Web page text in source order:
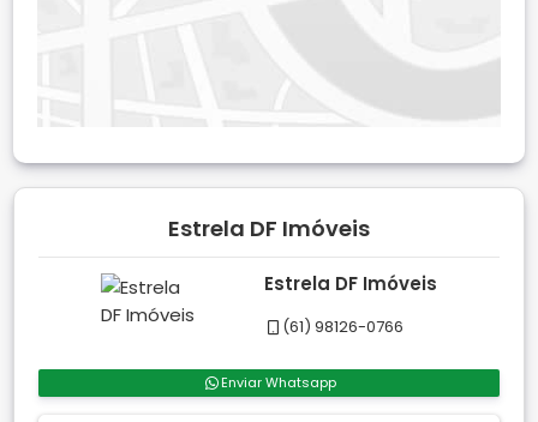
Estrela DF Imóveis
Estrela DF Imóveis
(61) 98126-0766
Enviar Whatsapp